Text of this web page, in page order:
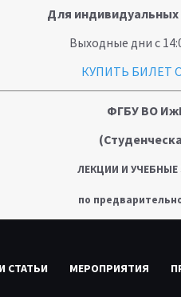
Для индивидуальных
Выходные дни с
КУПИТЬ БИЛЕТ
ФГБУ ВО
ЛЕКЦИИ И УЧЕБНЫЕ
по
СТАТЬИ МЕРОПРИЯТИЯ